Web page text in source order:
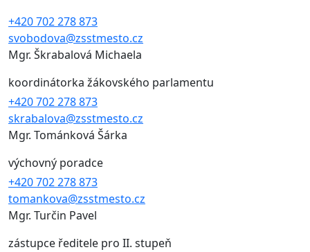
+420 702 278 873
svobodova@zsstmesto.cz
Mgr. Škrabalová Michaela
koordinátorka žákovského parlamentu
+420 702 278 873
skrabalova@zsstmesto.cz
Mgr. Tománková Šárka
výchovný poradce
+420 702 278 873
tomankova@zsstmesto.cz
Mgr. Turčin Pavel
zástupce ředitele pro II. stupeň